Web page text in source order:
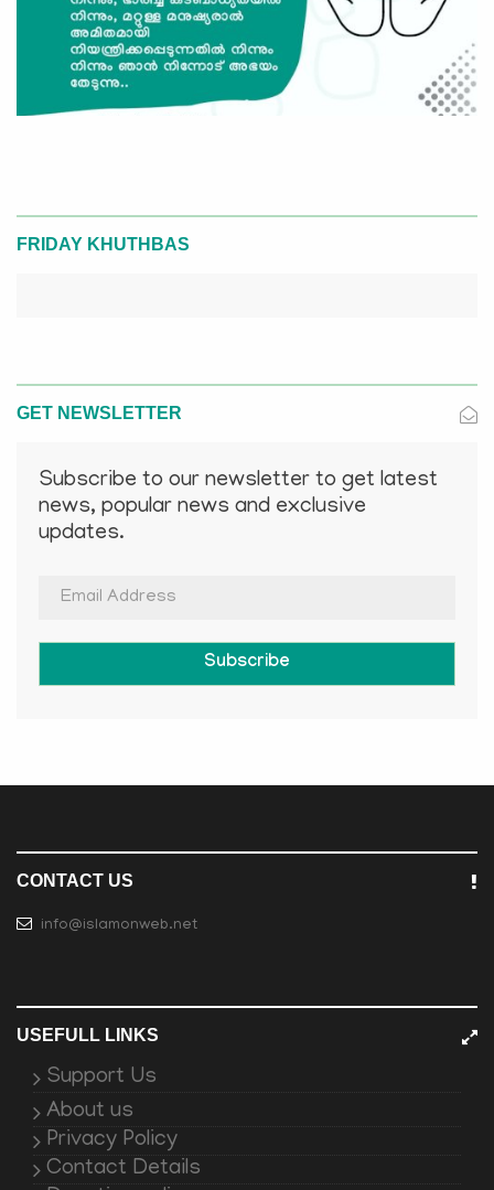
FRIDAY KHUTHBAS
GET NEWSLETTER
Subscribe to our newsletter to get latest
news, popular news and exclusive
updates.
Subscribe
CONTACT US
info@islamonweb.net
USEFULL LINKS
Support Us
About us
Privacy Policy
Contact Details